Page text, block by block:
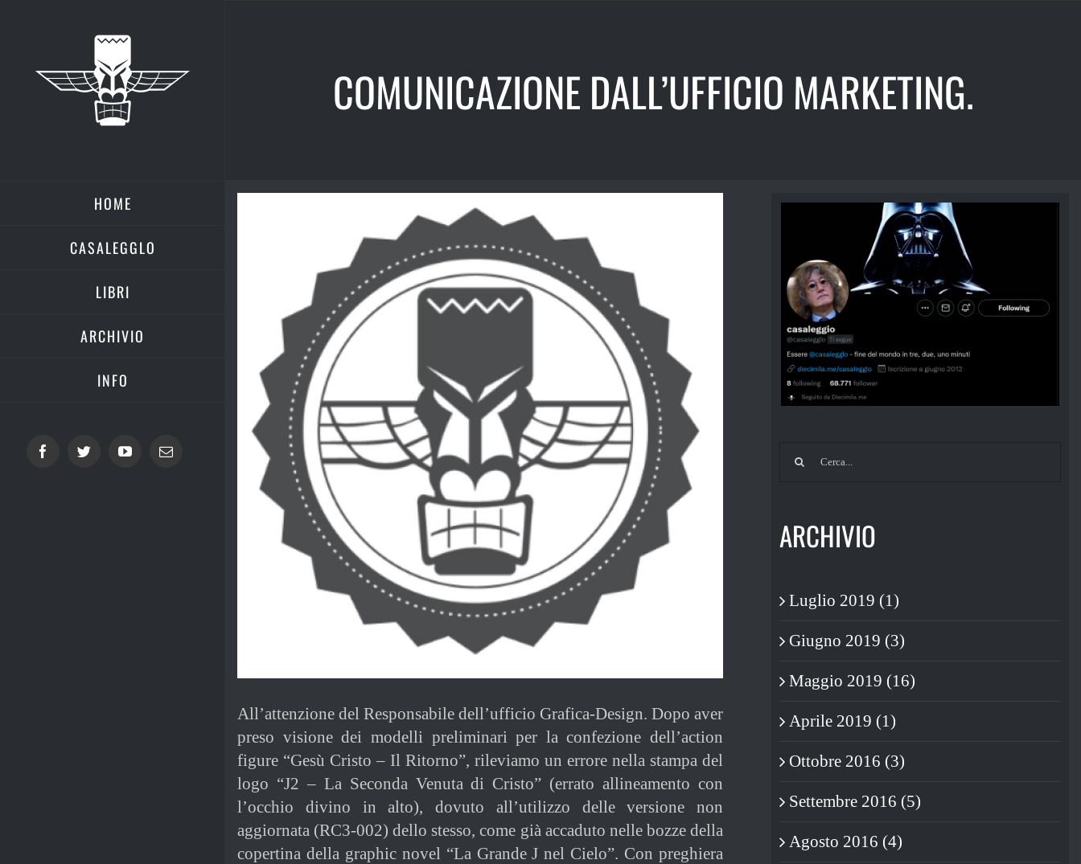
HOME
CASALEGGLO
LIBRI
ARCHIVIO
INFO
FacebookTwitterYouTubeEmail
COMUNICAZIONE DALL’UFFICIO MARKETING.
All’attenzione del Responsabile dell’ufficio Grafica-Design. Dopo aver
preso visione dei modelli preliminari per la confezione dell’action
figure “Gesù Cristo – Il Ritorno”, rileviamo un errore nella stampa del
logo “J2 – La Seconda Venuta di Cristo” (errato allineamento con
l’occhio divino in alto), dovuto all’utilizzo delle versione non
aggiornata (RC3-002) dello stesso, come già accaduto nelle bozze della
copertina della graphic novel “La Grande J nel Cielo”. Con preghiera
Cerca
ARCHIVIO
Luglio 2019 (1)
Giugno 2019 (3)
Maggio 2019 (16)
Aprile 2019 (1)
Ottobre 2016 (3)
Settembre 2016 (5)
Agosto 2016 (4)